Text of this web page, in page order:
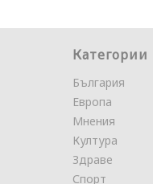
Категории
България
Европа
Мнения
Култура
Здраве
Спорт